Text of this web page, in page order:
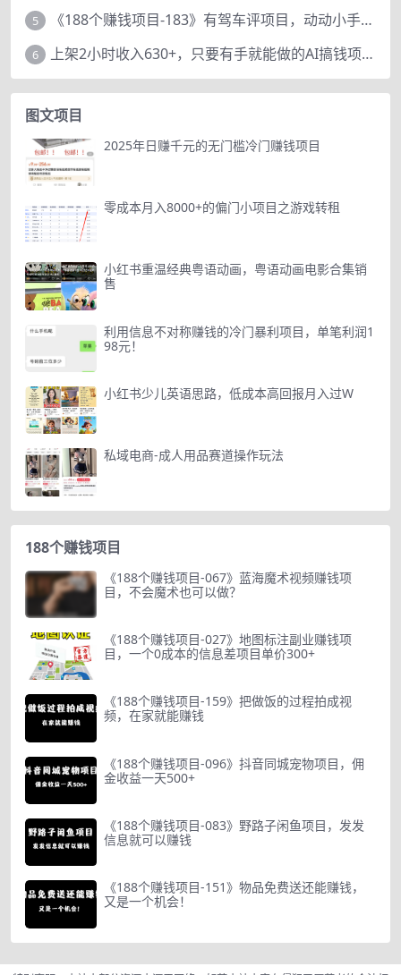
5 《188个赚钱项目-183》有驾车评项目，动动小手，复制粘贴赚44元！
6 上架2小时收入630+，只要有手就能做的AI搞钱项目，奶奶看完都能学会!
图文项目
2025年日赚千元的无门槛冷门赚钱项目
零成本月入8000+的偏门小项目之游戏转租
小红书重温经典粤语动画，粤语动画电影合集销
售
利用信息不对称赚钱的冷门暴利项目，单笔利润1
98元！
小红书少儿英语思路，低成本高回报月入过W
私域电商-成人用品赛道操作玩法
188个赚钱项目
《188个赚钱项目-067》蓝海魔术视频赚钱项
目，不会魔术也可以做？
《188个赚钱项目-027》地图标注副业赚钱项
目，一个0成本的信息差项目单价300+
《188个赚钱项目-159》把做饭的过程拍成视
频，在家就能赚钱
《188个赚钱项目-096》抖音同城宠物项目，佣
金收益一天500+
《188个赚钱项目-083》野路子闲鱼项目，发发
信息就可以赚钱
《188个赚钱项目-151》物品免费送还能赚钱，
又是一个机会！